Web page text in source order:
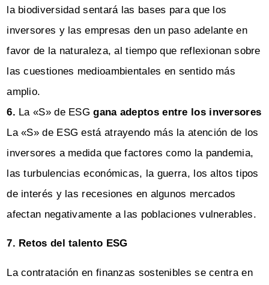
la biodiversidad sentará las bases para que los
inversores y las empresas den un paso adelante en
favor de la naturaleza, al tiempo que reflexionan sobre
las cuestiones medioambientales en sentido más
amplio.
6. La «S» de ESGgana adeptos entre los inversores
La «S» de ESG está atrayendo más la atención de los
inversores a medida que factores como la pandemia,
las turbulencias económicas, la guerra, los altos tipos
de interés y las recesiones en algunos mercados
afectan negativamente a las poblaciones vulnerables.
7. Retos del talento ESG
La contratación en finanzas sostenibles se centra en